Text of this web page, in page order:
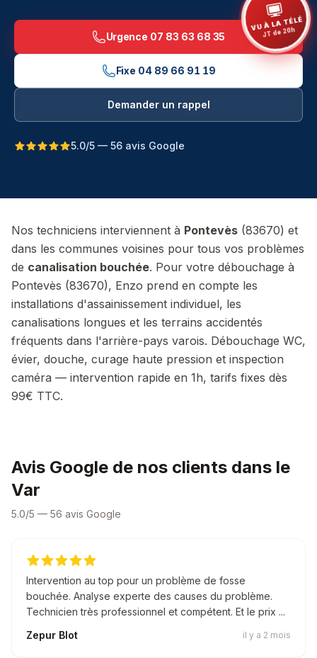
Urgence 07 83 63 68 35
Fixe 04 89 66 91 19
VU À LA TÉLÉ
JT de 20h
Demander un rappel
5.0/5 — 56 avis Google
Nos techniciens interviennent à Pontevès (83670) et
dans les communes voisines pour tous vos problèmes
de canalisation bouchée. Pour votre débouchage à
Pontevès (83670), Enzo prend en compte les
installations d'assainissement individuel, les
canalisations longues et les terrains accidentés
fréquents dans l'arrière-pays varois. Débouchage WC,
évier, douche, curage haute pression et inspection
caméra — intervention rapide en 1h, tarifs fixes dès
99€ TTC.
Avis Google de nos clients dans le
Var
5.0/5 — 56 avis Google
Intervention au top pour un problème de fosse
bouchée. Analyse experte des causes du problème.
Technicien très professionnel et compétent. Et le prix ...
Zepur Blot
il y a 2 mois